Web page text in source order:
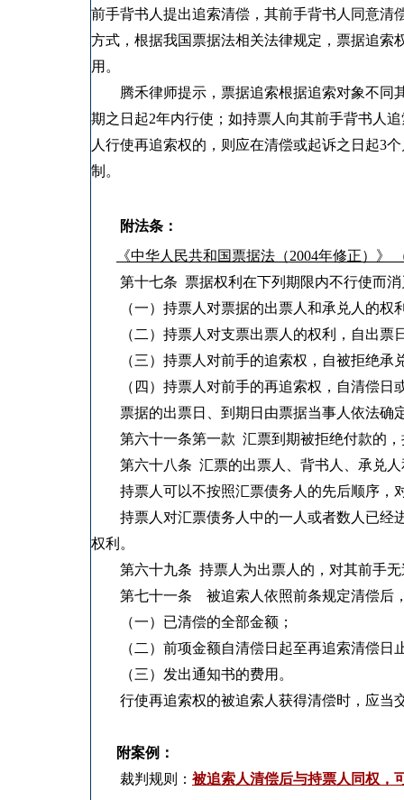
前手背书人提出追索清偿，其前手背书人同意清
方式，根据我国票据法相关法律规定，票据追索
用。
腾禾律师提示，票据追索根据追索对象不同其
期之日起2年内行使；如持票人向其前手背书人
人行使再追索权的，则应在清偿或起诉之日起3
制。
附法条：
《中华人民共和国票据法（2004年修正）
第十七条 票据权利在下列期限内不行使而消
（一）持票人对票据的出票人和承兑人的权
（二）持票人对支票出票人的权利，自出票
（三）持票人对前手的追索权，自被拒绝承
（四）持票人对前手的再追索权，自清偿日
票据的出票日、到期日由票据当事人依法确
第六十一条第一款 汇票到期被拒绝付款的，
第六十八条 汇票的出票人、背书人、承兑人
持票人可以不按照汇票债务人的先后顺序，
持票人对汇票债务人中的一人或者数人已经进
权利。
第六十九条 持票人为出票人的，对其前手无
第七十一条 被追索人依照前条规定清偿后，
（一）已清偿的全部金额；
（二）前项金额自清偿日起至再追索清偿日
（三）发出通知书的费用。
行使再追索权的被追索人获得清偿时，应当
附案例：
裁判规则： 被追索人清偿后与持票人同权，